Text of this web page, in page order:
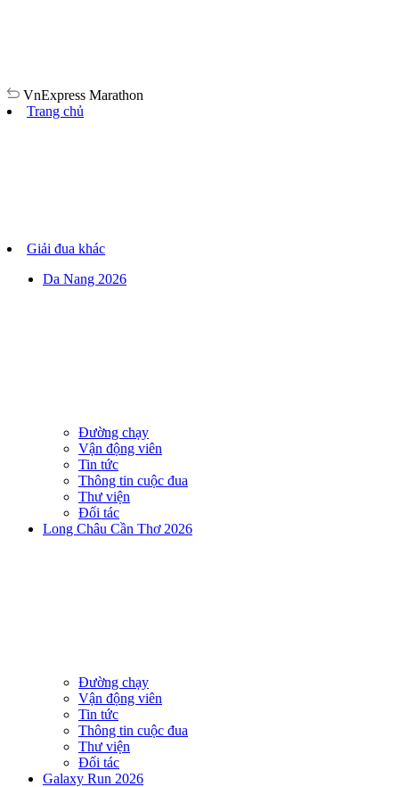
VnExpress Marathon
Trang chủ
Giải đua khác
Da Nang 2026
Đường chạy
Vận động viên
Tin tức
Thông tin cuộc đua
Thư viện
Đối tác
Long Châu Cần Thơ 2026
Đường chạy
Vận động viên
Tin tức
Thông tin cuộc đua
Thư viện
Đối tác
Galaxy Run 2026